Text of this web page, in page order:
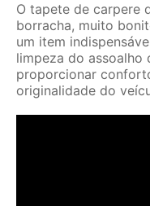
O tapete de carpere
borracha, muito
um item
limpeza do assoalho
proporcionar
originalidade do